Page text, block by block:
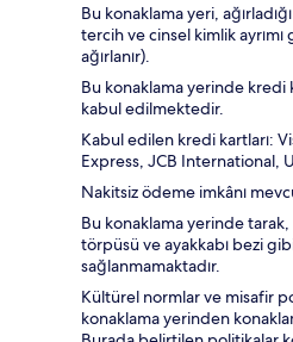
Bu konaklama yeri,
tercih ve cinsel kimlik
ağırlanır).
Bu konaklama yerinde kredi
kabul edilmektedir.
Kabul edilen kredi kartları:
Express, JCB International,
Nakitsiz ödeme imkânı
Bu konaklama yerinde tarak,
törpüsü ve ayakkabı bezi
sağlanmamaktadır.
Kültürel normlar ve misafir
konaklama yerinden